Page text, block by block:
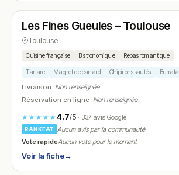
N° 23
Les Fines Gueules – Toulouse
Toulouse
Cuisine française Bistronomique Repas romantique
Tartare Magret de canard Chipirons sautés Burrata
Livraison :Non renseignée
Réservation en ligne :Non renseignée
★★★★★4.7/5· 337 avis Google
RANKEAT
Aucun avis par la communauté
Vote rapideAucun vote pour le moment
Voir la fiche→